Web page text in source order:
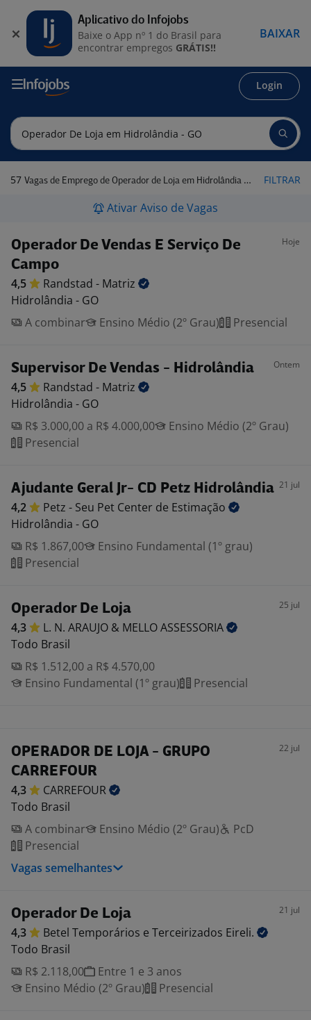
Login
57 Vagas de Emprego de Operador de Loja em Hidrolândia - GO FILTRAR
Ativar Aviso de Vagas
Operador De Vendas E Serviço De
Campo
Hoje
4,5 Randstad - Matriz
Hidrolândia - GO
A combinar
Ensino Médio (2º Grau) Presencial
Supervisor De Vendas - Hidrolândia Ontem
4,5 Randstad - Matriz
Hidrolândia - GO
R$ 3.000,00 a R$ 4.000,00
Ensino Médio (2º Grau)
Presencial
Ajudante Geral Jr- CD Petz Hidrolândia 21 jul
4,2 Petz - Seu Pet Center de Estimação
Hidrolândia - GO
R$ 1.867,00
Ensino Fundamental (1º grau)
Presencial
Operador De Loja 25 jul
4,3 L. N. ARAUJO & MELLOASSESSORIA
Todo Brasil
R$ 1.512,00 a R$ 4.570,00
Ensino Fundamental (1º grau)
Presencial
OPERADOR DE LOJA - GRUPO
CARREFOUR
22 jul
4,3
CARREFOUR
Todo Brasil
A combinar
Ensino Médio (2º Grau)
PcD
Presencial
Vagas semelhantes
Operador De Loja 21 jul
4,3 Betel Temporários e Terceirizados Eireli.
Todo Brasil
R$ 2.118,00
Entre 1 e 3 anos
Ensino Médio (2º Grau)
Presencial
Aplicativo do Infojobs
Baixe o App nº 1 do Brasil para
encontrar empregos GRÁTIS!!
BAIXAR